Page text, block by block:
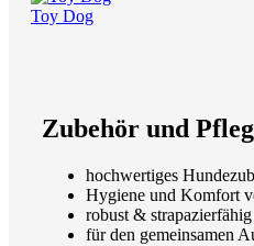
Toy Dog
Zubehör und
hochwertiges
Hygiene und Komfort
robust & strapazierfähig
für den gemeinsamen